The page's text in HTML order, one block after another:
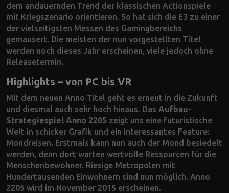
dem andauernden Trend der klassischen Actionspiele
mit Kriegszenario orientieren. So hat sich die E3 zu einer
der vielseitigsten Messen des Gamingbereichs
gemausert. Die meisten der nun vorgestellten Titel
werden noch dieses Jahr erscheinen, viele jedoch ohne
Releasetermin.
Highlights – von PC bis VR
Mit dem neuen Anno Titel geht es erneut in die Zukunft
und diesmal auch sehr hoch hinaus. Das Aufbau-
Strategiespiel Anno 2205 zeigt uns eine futuristische
Welt in schicker Grafik und ein interessantes Feature:
Mondreisen. Erstmals kann nun auch der Mond besiedelt
werden, denn dort warten wertvolle Ressourcen für die
Menschenbewohner. Riesige Metropolen mit
Hundertausenden Einwohnern sind nun möglich. Anno
2205 wird im November 2015 erscheinen.